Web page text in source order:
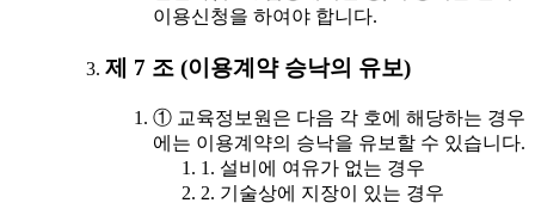
이용신청을 하여야 합니다.
제 7 조 (이용계약 승낙의 유보)
① 교육정보원은 다음 각 호에 해당하는 경우
에는 이용계약의 승낙을 유보할 수 있습니다.
1. 설비에 여유가 없는 경우
2. 기술상에 지장이 있는 경우